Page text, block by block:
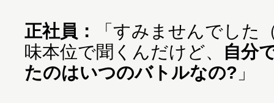
正社員：
「すみませんでした
味本位で聞くんだけど、
自分
たのはいつのバトルなの? 」